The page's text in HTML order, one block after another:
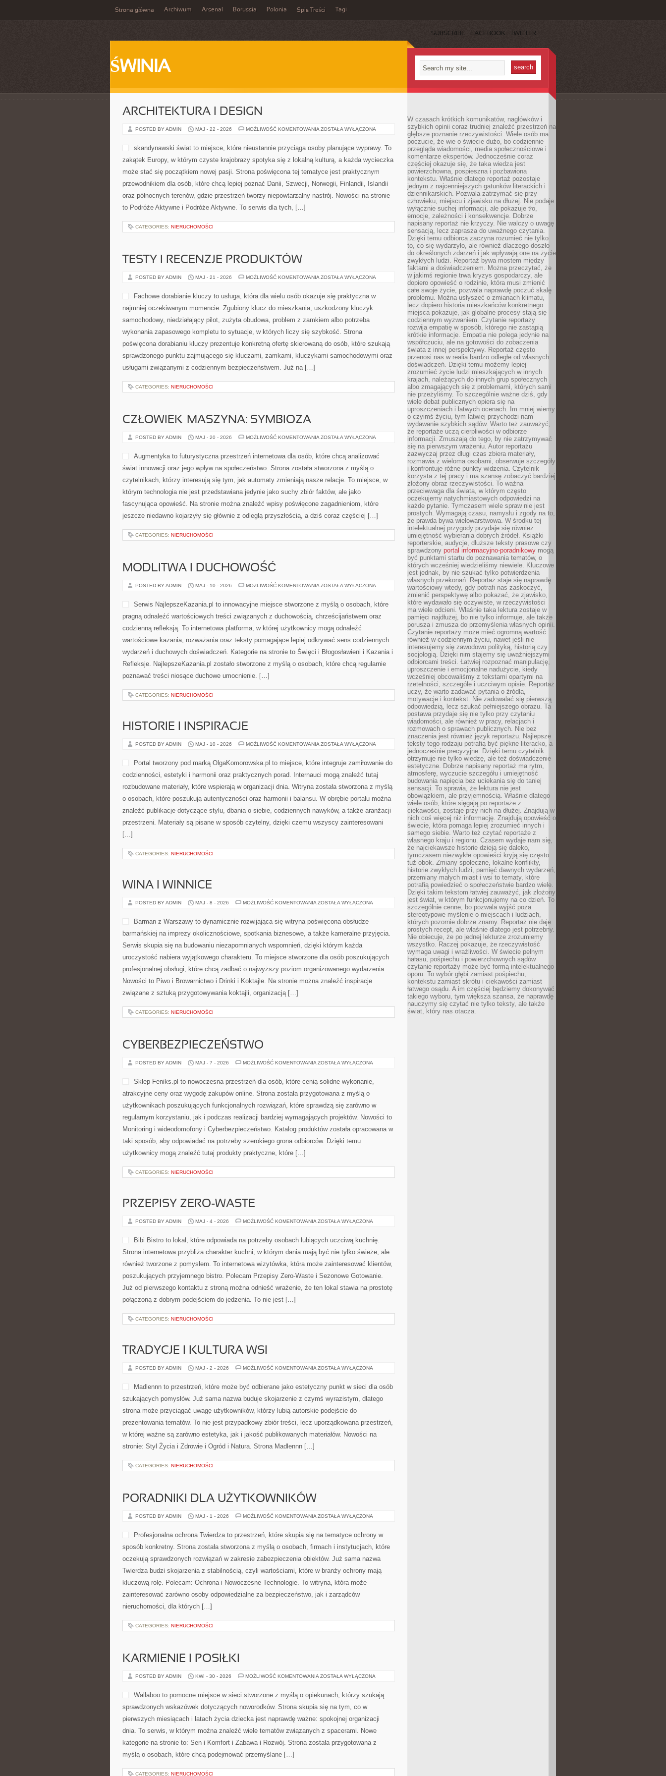
Strona główna Archiwum Arsenal Borussia Polonia Spis Treści Tagi
SUBSCRIBE FACEBOOK TWITTER
ŚWINIA
ARCHITEKTURA I DESIGN
POSTED BY ADMIN MAJ - 22 - 2026 MOŻLIWOŚĆ KOMENTOWANIA ARCHITEKTURA
ZOSTAŁA WYŁĄCZONA
skandynawski świat to miejsce, które nieustannie przyciąga osoby planujące wyprawy. To
zakątek Europy, w którym czyste krajobrazy spotyka się z lokalną kulturą, a każda wycieczka
może stać się początkiem nowej pasji. Strona poświęcona tej tematyce jest praktycznym
przewodnikiem dla osób, które chcą lepiej poznać Danii, Szwecji, Norwegii, Finlandii, Islandii
oraz północnych terenów, gdzie przestrzeń tworzy niepowtarzalny nastrój. Nowości na stronie
to Podróże Aktywne i Podróże Aktywne. To serwis dla tych, […]
CATEGORIES: NIERUCHOMOŚCI
TESTY I RECENZJE PRODUKTÓW
POSTED BY ADMIN MAJ - 21 - 2026 MOŻLIWOŚĆ KOMENTOWANIA TESTY
PRODUKTÓW
ZOSTAŁA WYŁĄCZONA
Fachowe dorabianie kluczy to usługa, która dla wielu osób okazuje się praktyczna w
najmniej oczekiwanym momencie. Zgubiony klucz do mieszkania, uszkodzony kluczyk
samochodowy, niedziałający pilot, zużyta obudowa, problem z zamkiem albo potrzeba
wykonania zapasowego kompletu to sytuacje, w których liczy się szybkość. Strona
poświęcona dorabianiu kluczy prezentuje konkretną ofertę skierowaną do osób, które szukają
sprawdzonego punktu zajmującego się kluczami, zamkami, kluczykami samochodowymi oraz
usługami związanymi z codziennym bezpieczeństwem. Już na […]
CATEGORIES: NIERUCHOMOŚCI
CZŁOWIEK–MASZYNA: SYMBIOZA
POSTED BY ADMIN MAJ - 20 - 2026 MOŻLIWOŚĆ KOMENTOWANIA CZŁOWIEK–
ZOSTAŁA WYŁĄCZONA
Augmentyka to futurystyczna przestrzeń internetowa dla osób, które chcą analizować
świat innowacji oraz jego wpływ na społeczeństwo. Strona została stworzona z myślą o
czytelnikach, którzy interesują się tym, jak automaty zmieniają nasze relacje. To miejsce, w
którym technologia nie jest przedstawiana jedynie jako suchy zbiór faktów, ale jako
fascynująca opowieść. Na stronie można znaleźć wpisy poświęcone zagadnieniom, które
jeszcze niedawno kojarzyły się głównie z odległą przyszłością, a dziś coraz częściej […]
CATEGORIES: NIERUCHOMOŚCI
MODLITWA I DUCHOWOŚĆ
POSTED BY ADMIN MAJ - 10 - 2026 MOŻLIWOŚĆ KOMENTOWANIA MODLITWA
ZOSTAŁA WYŁĄCZONA
Serwis NajlepszeKazania.pl to innowacyjne miejsce stworzone z myślą o osobach, które
pragną odnaleźć wartościowych treści związanych z duchowością, chrześcijaństwem oraz
codzienną refleksją. To internetowa platforma, w której użytkownicy mogą odnaleźć
wartościowe kazania, rozważania oraz teksty pomagające lepiej odkrywać sens codziennych
wydarzeń i duchowych doświadczeń. Kategorie na stronie to Święci i Błogosławieni i Kazania i
Refleksje. NajlepszeKazania.pl zostało stworzone z myślą o osobach, które chcą regularnie
poznawać treści niosące duchowe umocnienie. […]
CATEGORIES: NIERUCHOMOŚCI
HISTORIE I INSPIRACJE
POSTED BY ADMIN MAJ - 10 - 2026 MOŻLIWOŚĆ KOMENTOWANIA HISTORIE
ZOSTAŁA WYŁĄCZONA
Portal tworzony pod marką OlgaKomorowska.pl to miejsce, które integruje zamiłowanie do
codzienności, estetyki i harmonii oraz praktycznych porad. Internauci mogą znaleźć tutaj
rozbudowane materiały, które wspierają w organizacji dnia. Witryna została stworzona z myślą
o osobach, które poszukują autentyczności oraz harmonii i balansu. W obrębie portalu można
znaleźć publikacje dotyczące stylu, dbania o siebie, codziennych nawyków, a także aranżacji
przestrzeni. Materiały są pisane w sposób czytelny, dzięki czemu wszyscy zainteresowani
[…]
CATEGORIES: NIERUCHOMOŚCI
WINA I WINNICE
POSTED BY ADMIN MAJ - 8 - 2026 MOŻLIWOŚĆ KOMENTOWANIA WINA
ZOSTAŁA WYŁĄCZONA
Barman z Warszawy to dynamicznie rozwijająca się witryna poświęcona obsłudze
barmańskiej na imprezy okolicznościowe, spotkania biznesowe, a także kameralne przyjęcia.
Serwis skupia się na budowaniu niezapomnianych wspomnień, dzięki którym każda
uroczystość nabiera wyjątkowego charakteru. To miejsce stworzone dla osób poszukujących
profesjonalnej obsługi, które chcą zadbać o najwyższy poziom organizowanego wydarzenia.
Nowości to Piwo i Browarnictwo i Drinki i Koktajle. Na stronie można znaleźć inspiracje
związane z sztuką przygotowywania koktajli, organizacją […]
CATEGORIES: NIERUCHOMOŚCI
CYBERBEZPIECZEŃSTWO
POSTED BY ADMIN MAJ - 7 - 2026 MOŻLIWOŚĆ KOMENTOWANIA CYBERBEZPIECZEŃSTWO
ZOSTAŁA WYŁĄCZONA
Sklep-Feniks.pl to nowoczesna przestrzeń dla osób, które cenią solidne wykonanie,
atrakcyjne ceny oraz wygodę zakupów online. Strona została przygotowana z myślą o
użytkownikach poszukujących funkcjonalnych rozwiązań, które sprawdzą się zarówno w
regularnym korzystaniu, jak i podczas realizacji bardziej wymagających projektów. Nowości to
Monitoring i wideodomofony i Cyberbezpieczeństwo. Katalog produktów została opracowana w
taki sposób, aby odpowiadać na potrzeby szerokiego grona odbiorców. Dzięki temu
użytkownicy mogą znaleźć tutaj produkty praktyczne, które […]
CATEGORIES: NIERUCHOMOŚCI
PRZEPISY ZERO-WASTE
POSTED BY ADMIN MAJ - 4 - 2026 MOŻLIWOŚĆ KOMENTOWANIA PRZEPISY
ZOSTAŁA WYŁĄCZONA
Bibi Bistro to lokal, które odpowiada na potrzeby osobach lubiących uczciwą kuchnię.
Strona internetowa przybliża charakter kuchni, w którym dania mają być nie tylko świeże, ale
również tworzone z pomysłem. To internetowa wizytówka, która może zainteresować klientów,
poszukujących przyjemnego bistro. Polecam Przepisy Zero-Waste i Sezonowe Gotowanie.
Już od pierwszego kontaktu z stroną można odnieść wrażenie, że ten lokal stawia na prostotę
połączoną z dobrym podejściem do jedzenia. To nie jest […]
CATEGORIES: NIERUCHOMOŚCI
TRADYCJE I KULTURA WSI
POSTED BY ADMIN MAJ - 2 - 2026 MOŻLIWOŚĆ KOMENTOWANIA TRADYCJE
ZOSTAŁA WYŁĄCZONA
Madlennn to przestrzeń, które może być odbierane jako estetyczny punkt w sieci dla osób
szukających pomysłów. Już sama nazwa buduje skojarzenie z czymś wyrazistym, dlatego
strona może przyciągać uwagę użytkowników, którzy lubią autorskie podejście do
prezentowania tematów. To nie jest przypadkowy zbiór treści, lecz uporządkowana przestrzeń,
w której ważne są zarówno estetyka, jak i jakość publikowanych materiałów. Nowości na
stronie: Styl Życia i Zdrowie i Ogród i Natura. Strona Madlennn […]
CATEGORIES: NIERUCHOMOŚCI
PORADNIKI DLA UŻYTKOWNIKÓW
POSTED BY ADMIN MAJ - 1 - 2026 MOŻLIWOŚĆ KOMENTOWANIA PORADNIKI
ZOSTAŁA WYŁĄCZONA
Profesjonalna ochrona Twierdza to przestrzeń, które skupia się na tematyce ochrony w
sposób konkretny. Strona została stworzona z myślą o osobach, firmach i instytucjach, które
oczekują sprawdzonych rozwiązań w zakresie zabezpieczenia obiektów. Już sama nazwa
Twierdza budzi skojarzenia z stabilnością, czyli wartościami, które w branży ochrony mają
kluczową rolę. Polecam: Ochrona i Nowoczesne Technologie. To witryna, która może
zainteresować zarówno osoby odpowiedzialne za bezpieczeństwo, jak i zarządców
nieruchomości, dla których […]
CATEGORIES: NIERUCHOMOŚCI
KARMIENIE I POSIŁKI
POSTED BY ADMIN KWI - 30 - 2026 MOŻLIWOŚĆ KOMENTOWANIA KARMIENIE
ZOSTAŁA WYŁĄCZONA
Wallaboo to pomocne miejsce w sieci stworzone z myślą o opiekunach, którzy szukają
sprawdzonych wskazówek dotyczących noworodków. Strona skupia się na tym, co w
pierwszych miesiącach i latach życia dziecka jest naprawdę ważne: spokojnej organizacji
dnia. To serwis, w którym można znaleźć wiele tematów związanych z spacerami. Nowe
kategorie na stronie to: Sen i Komfort i Zabawa i Rozwój. Strona została przygotowana z
myślą o osobach, które chcą podejmować przemyślane […]
CATEGORIES: NIERUCHOMOŚCI
W czasach krótkich komunikatów, nagłówków i
szybkich opinii coraz trudniej znaleźć przestrzeń na
głębsze poznanie rzeczywistości. Wiele osób ma
poczucie, że wie o świecie dużo, bo codziennie
przegląda wiadomości, media społecznościowe i
komentarze ekspertów. Jednocześnie coraz
częściej okazuje się, że taka wiedza jest
powierzchowna, pospieszna i pozbawiona
kontekstu. Właśnie dlatego reportaż pozostaje
jednym z najcenniejszych gatunków literackich i
dziennikarskich. Pozwala zatrzymać się przy
człowieku, miejscu i zjawisku na dłużej. Nie podaje
wyłącznie suchej informacji, ale pokazuje tło,
emocje, zależności i konsekwencje. Dobrze
napisany reportaż nie krzyczy. Nie walczy o uwagę
sensacją, lecz zaprasza do uważnego czytania.
Dzięki temu odbiorca zaczyna rozumieć nie tylko
to, co się wydarzyło, ale również dlaczego doszło
do określonych zdarzeń i jak wpływają one na życie
zwykłych ludzi. Reportaż bywa mostem między
faktami a doświadczeniem. Można przeczytać, że
w jakimś regionie trwa kryzys gospodarczy, ale
dopiero opowieść o rodzinie, która musi zmienić
całe swoje życie, pozwala naprawdę poczuć skalę
problemu. Można usłyszeć o zmianach klimatu,
lecz dopiero historia mieszkańców konkretnego
miejsca pokazuje, jak globalne procesy stają się
codziennym wyzwaniem. Czytanie reportaży
rozwija empatię w sposób, którego nie zastąpią
krótkie informacje. Empatia nie polega jedynie na
współczuciu, ale na gotowości do zobaczenia
świata z innej perspektywy. Reportaż często
przenosi nas w realia bardzo odległe od własnych
doświadczeń. Dzięki temu możemy lepiej
zrozumieć życie ludzi mieszkających w innych
krajach, należących do innych grup społecznych
albo zmagających się z problemami, których sami
nie przeżyliśmy. To szczególnie ważne dziś, gdy
wiele debat publicznych opiera się na
uproszczeniach i łatwych ocenach. Im mniej wiemy
o czyimś życiu, tym łatwiej przychodzi nam
wydawanie szybkich sądów. Warto też zauważyć,
że reportaże uczą cierpliwości w odbiorze
informacji. Zmuszają do tego, by nie zatrzymywać
się na pierwszym wrażeniu. Autor reportażu
zazwyczaj przez długi czas zbiera materiały,
rozmawia z wieloma osobami, obserwuje szczegóły
i konfrontuje różne punkty widzenia. Czytelnik
korzysta z tej pracy i ma szansę zobaczyć bardziej
złożony obraz rzeczywistości. To ważna
przeciwwaga dla świata, w którym często
oczekujemy natychmiastowych odpowiedzi na
każde pytanie. Tymczasem wiele spraw nie jest
prostych. Wymagają czasu, namysłu i zgody na to,
że prawda bywa wielowarstwowa. W środku tej
intelektualnej przygody przydaje się również
umiejętność wybierania dobrych źródeł. Książki
reporterskie, audycje, dłuższe teksty prasowe czy
sprawdzony portal informacyjno-poradnikowy mogą
być punktami startu do poznawania tematów, o
których wcześniej wiedzieliśmy niewiele. Kluczowe
jest jednak, by nie szukać tylko potwierdzenia
własnych przekonań. Reportaż staje się naprawdę
wartościowy wtedy, gdy potrafi nas zaskoczyć,
zmienić perspektywę albo pokazać, że zjawisko,
które wydawało się oczywiste, w rzeczywistości
ma wiele odcieni. Właśnie taka lektura zostaje w
pamięci najdłużej, bo nie tylko informuje, ale także
porusza i zmusza do przemyślenia własnych opinii.
Czytanie reportaży może mieć ogromną wartość
również w codziennym życiu, nawet jeśli nie
interesujemy się zawodowo polityką, historią czy
socjologią. Dzięki nim stajemy się uważniejszymi
odbiorcami treści. Łatwiej rozpoznać manipulację,
uproszczenie i emocjonalne nadużycie, kiedy
wcześniej obcowaliśmy z tekstami opartymi na
rzetelności, szczególe i uczciwym opisie. Reportaż
uczy, że warto zadawać pytania o źródła,
motywacje i kontekst. Nie zadowalać się pierwszą
odpowiedzią, lecz szukać pełniejszego obrazu. Ta
postawa przydaje się nie tylko przy czytaniu
wiadomości, ale również w pracy, relacjach i
rozmowach o sprawach publicznych. Nie bez
znaczenia jest również język reportażu. Najlepsze
teksty tego rodzaju potrafią być piękne literacko, a
jednocześnie precyzyjne. Dzięki temu czytelnik
otrzymuje nie tylko wiedzę, ale też doświadczenie
estetyczne. Dobrze napisany reportaż ma rytm,
atmosferę, wyczucie szczegółu i umiejętność
budowania napięcia bez uciekania się do taniej
sensacji. To sprawia, że lektura nie jest
obowiązkiem, ale przyjemnością. Właśnie dlatego
wiele osób, które sięgają po reportaże z
ciekawości, zostaje przy nich na dłużej. Znajdują w
nich coś więcej niż informację. Znajdują opowieść o
świecie, która pomaga lepiej zrozumieć innych i
samego siebie. Warto też czytać reportaże z
własnego kraju i regionu. Czasem wydaje nam się,
że najciekawsze historie dzieją się daleko,
tymczasem niezwykłe opowieści kryją się często
tuż obok. Zmiany społeczne, lokalne konflikty,
historie zwykłych ludzi, pamięć dawnych wydarzeń,
przemiany małych miast i wsi to tematy, które
potrafią powiedzieć o społeczeństwie bardzo wiele.
Dzięki takim tekstom łatwiej zauważyć, jak złożony
jest świat, w którym funkcjonujemy na co dzień. To
szczególnie cenne, bo pozwala wyjść poza
stereotypowe myślenie o miejscach i ludziach,
których pozornie dobrze znamy. Reportaż nie daje
prostych recept, ale właśnie dlatego jest potrzebny.
Nie obiecuje, że po jednej lekturze zrozumiemy
wszystko. Raczej pokazuje, że rzeczywistość
wymaga uwagi i wrażliwości. W świecie pełnym
hałasu, pośpiechu i powierzchownych sądów
czytanie reportaży może być formą intelektualnego
oporu. To wybór głębi zamiast pośpiechu,
kontekstu zamiast skrótu i ciekawości zamiast
łatwego osądu. A im częściej będziemy dokonywać
takiego wyboru, tym większa szansa, że naprawdę
nauczymy się czytać nie tylko teksty, ale także
świat, który nas otacza.